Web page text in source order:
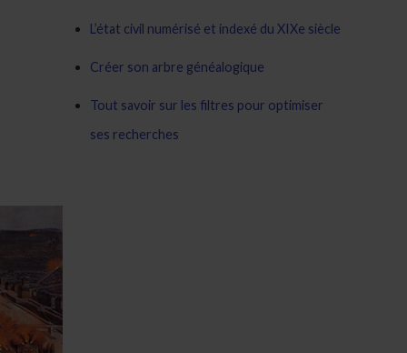
L’état civil numérisé et indexé du XIXe siècle
Créer son arbre généalogique
Tout savoir sur les filtres pour optimiser
ses recherches